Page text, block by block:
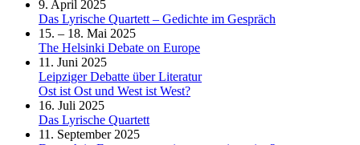
9. April 2025
Das Lyrische Quartett – Gedichte im Gespräch
15. – 18. Mai 2025
The Helsinki Debate on Europe
11. Juni 2025
Leipziger Debatte über Literatur
Ost ist Ost und West ist West?
16. Juli 2025
Das Lyrische Quartett
11. September 2025